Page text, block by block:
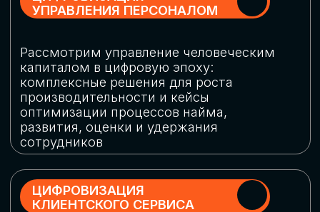
СКАЧАТЬ
ПРОГРАММУ
КОНФЕРЕНЦИИ
Оставьте заявку, мы направим вам
программу конференции
СКАЧАТЬ ПРОГРАММУ